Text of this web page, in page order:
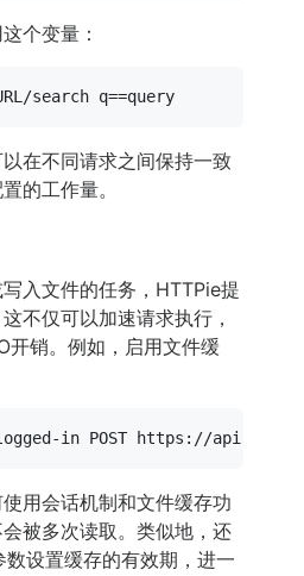
个变量：
在不同请求之间保持一致
的工作量。
入文件的任务，HTTPie提
不仅可以加速请求执行，
开销。例如，启用文件缓
用会话机制和文件缓存功
被多次读取。类似地，还
数设置缓存的有效期，进一